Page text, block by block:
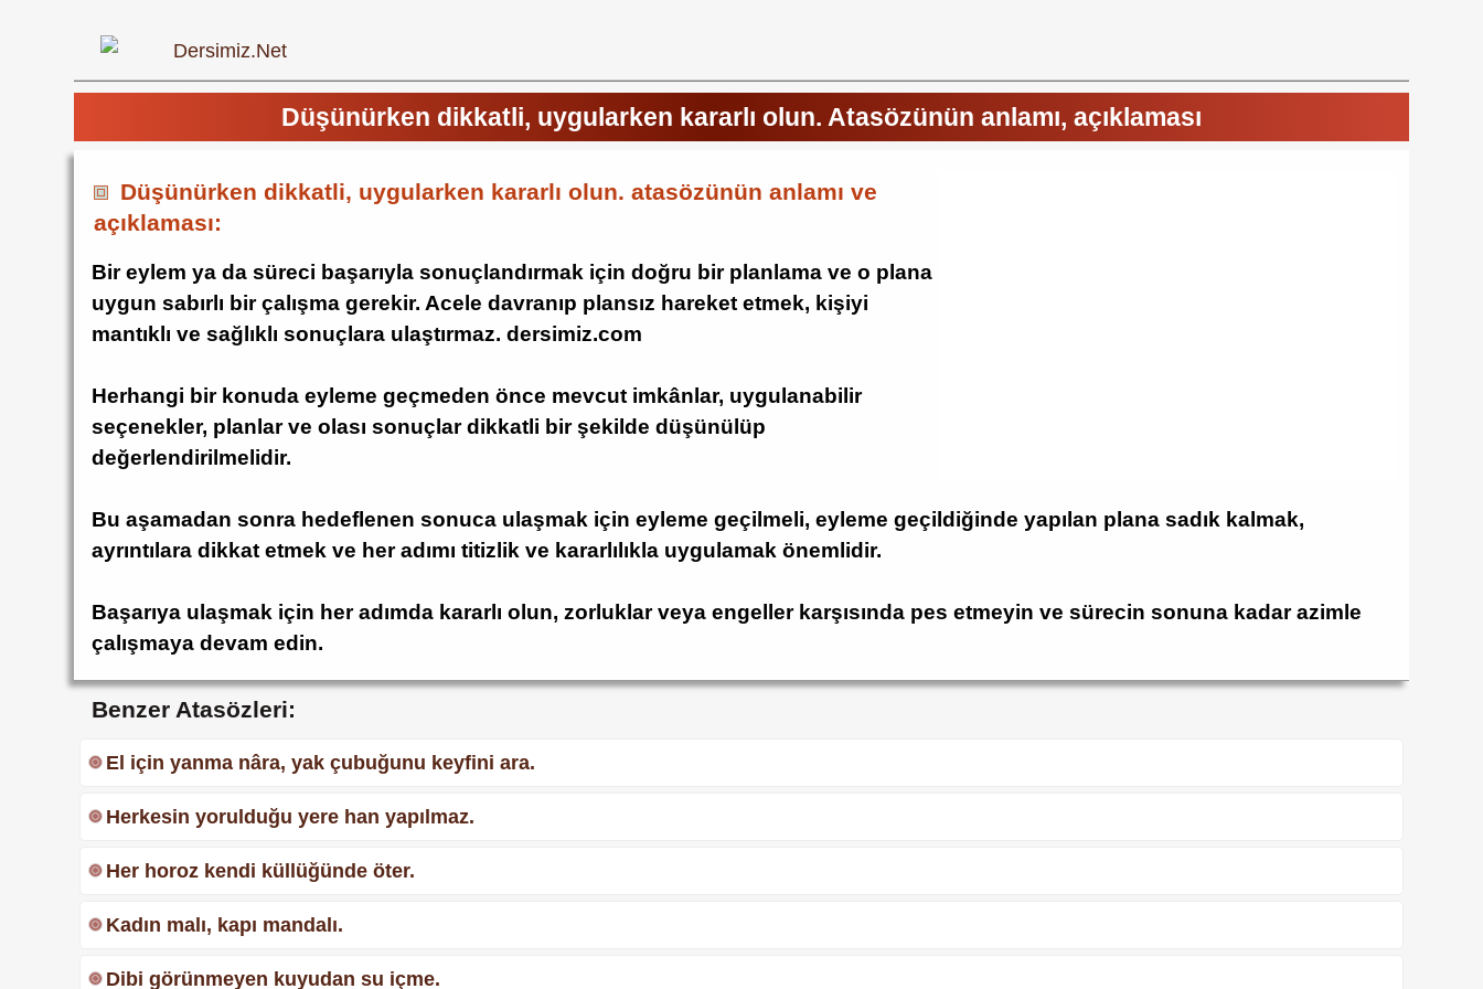
Düşünürken dikkatli, uygularken kararlı olun. Atasözünün anlamı, açıklaması
Düşünürken dikkatli, uygularken kararlı olun. atasözünün anlamı ve
açıklaması:
Bir eylem ya da süreci başarıyla sonuçlandırmak için doğru bir planlama ve o plana
uygun sabırlı bir çalışma gerekir. Acele davranıp plansız hareket etmek, kişiyi
mantıklı ve sağlıklı sonuçlara ulaştırmaz. dersimiz.com
Herhangi bir konuda eyleme geçmeden önce mevcut imkânlar, uygulanabilir
seçenekler, planlar ve olası sonuçlar dikkatli bir şekilde düşünülüp
değerlendirilmelidir.
Bu aşamadan sonra hedeflenen sonuca ulaşmak için eyleme geçilmeli, eyleme geçildiğinde yapılan plana sadık kalmak,
ayrıntılara dikkat etmek ve her adımı titizlik ve kararlılıkla uygulamak önemlidir.
Başarıya ulaşmak için her adımda kararlı olun, zorluklar veya engeller karşısında pes etmeyin ve sürecin sonuna kadar azimle
çalışmaya devam edin.
Benzer Atasözleri:
El için yanma nâra, yak çubuğunu keyfini ara.
Herkesin yorulduğu yere han yapılmaz.
Her horoz kendi küllüğünde öter.
Kadın malı, kapı mandalı.
Dibi görünmeyen kuyudan su içme.